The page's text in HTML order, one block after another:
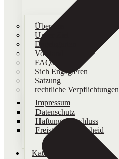
Impressum
Datenschutz
Haftungsausschluss
Freistellungsbescheid
Kategorien
Über uns
Unser Ziel
Engelsgarten
Vorstand
FAQs
Sich Engagieren
Satzung
rechtliche Verpflichtungen